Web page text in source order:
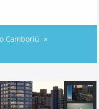
Camboriú